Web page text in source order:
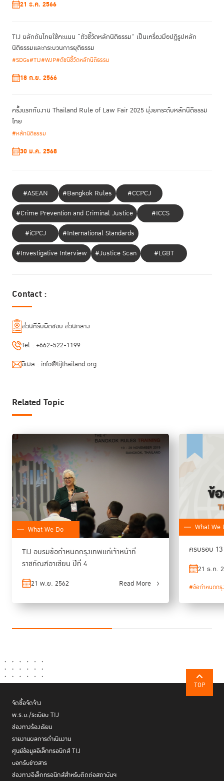
เนื้อหา 12 หัวข้อ ได้แก่ ที่มาของข้อกำหนดกรุงเทพ การบริหารจัดการเรือนจำ
กระบวนการจำแนก ความปลอดภัยของผู้ต้องขังหญิง การรักษาระเบียบและ
ความปลอดภัยในเรือนจำหญิง การแก้ไขฟื้นฟูผู้ต้องขัง การติดต่อกับโลก
และบาดแผลทางจิตใจผู้ต้องขังหญิง และการกลับคืนสู่สังคม โดยร่วมกันเรียนรู้
ผ่านการบรรยายจากผู้เชี่ยวชาญ การร่วมกิจกรรมกลุ่ม การศึกษาดูงานใน
เรือนจำ และในช่วงท้ายของการอบรม ผู้เข้าร่วมจะได้จัดทำแผนปฏิบัติการ
(action plan) และนำเสนอแผนงานต่อไป
21 ธ.ค. 2566
TIJ ผลักดันไทยใช้คะแนน “ตัวชี้วัดหลักนิติธรรม” เป็นเครื่องมือปฏิรูปหลัก
นิติธรรมและกระบวนการยุติธรรม
#SDGs#TIJ#WJP#ดัชนีชี้วัดหลักนิติธรรม
18 ก.ย. 2566
ครั้งแรกกับงาน Thailand Rule of Law Fair 2025 มุ่งยกระดับหลักนิติธรรม
ไทย
#หลักนิติธรรม
30 ม.ค. 2568
#ASEAN #Bangkok Rules
#CCPCJ
#Crime Prevention and Criminal Justice
#ICCS
#iCPCJ
#International Standards
#Investigative Interview
#Justice Scan #LGBT
Contact :
ส่วนที่รับผิดชอบ ส่วนกลาง
Tel : +662-522-1199
อีเมล : info@tijthailand.org
Related Topic
What We Do
TIJ อบรมข้อกำหนดกรุงเทพแก่เจ้าหน้าที่
ราชทัณฑ์อาเซียน ปีที่ 4
21 พ.ย. 2562 Read More
What We
ครบรอบ
21 ธ.ค.
#ข้อกำหนดกรุ
TOP
จัดซื้อจัดจ้าง
พ.ร.บ./ระเบียบ TIJ
ช่องทางร้องเรียน
รายงานผลการดำเนินงาน
ศูนย์ข้อมูลอิเล็กทรอนิกส์ TIJ
บอกรับข่าวสาร
ช่องทางอิเล็กทรอนิกส์สำหรับติดต่อสถาบันฯ